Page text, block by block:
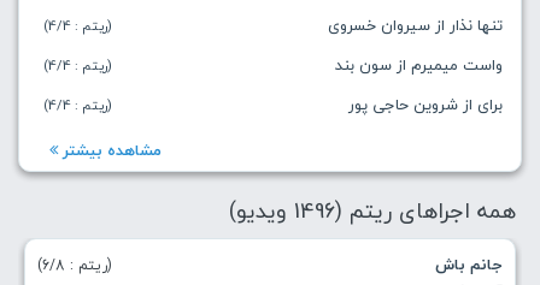
تنها نذار از سیروان خسروی (ریتم : 4/4)
واست میمیرم از سون بند (ریتم : 4/4)
برای از شروین حاجی پور (ریتم : 4/4)
مشاهده بیشتر
همه اجراهای ریتم (1496 ویدیو)
جانم باش (ریتم : 6/8)